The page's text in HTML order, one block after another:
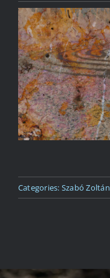
Történetünk
Kapcsolat
Categories: Szabó Zoltán